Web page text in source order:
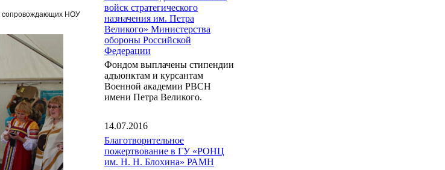
сопровождающих НОУ
войск стратегического
назначения им. Петра
Великого» Министерства
обороны Российской
Федерации
Фондом выплачены стипендии
адъюнктам и курсантам
Военной академии РВСН
имени Петра Великого.
14.07.2016
Благотворительное
пожертвование в ГУ «РОНЦ
им. Н. Н. Блохина» РАМН